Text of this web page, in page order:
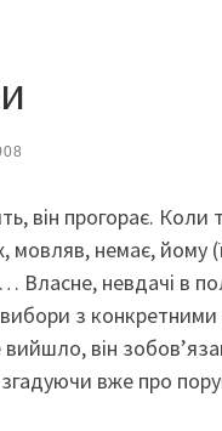
він прогорає.
мовляв, немає, йому
Власне, невдачі в
вибори з
він
вже про